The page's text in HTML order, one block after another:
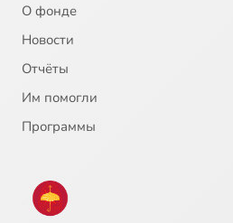
21
22
О фонде
Новости
Отчёты
Им помогли
Программы